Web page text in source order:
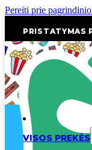
Pereiti prie
PRISTATYMAS
VISOS PREKĖS